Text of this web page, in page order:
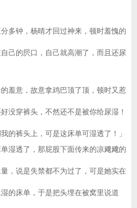
钟，杨晴才回过神来，顿时羞愧的
己的屄口，自己就高潮了，而且还尿
意，故意拿鸡巴顶了顶，顿时又惹
没穿裤头，不然还不是被你给尿湿！
的裤头上，可是这床单可湿透了！」
透了，那屁股下面传来的凉飕飕的
，说是失禁都不为过了，可是她实在
的床单，于是把头埋在被窝里说道